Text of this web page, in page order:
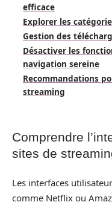
efficace
Explorer les
Gestion des
Désactiver les
navigation sereine
Recommandations
streaming
Comprendre
sites de
Les interfaces
comme Netflix ou